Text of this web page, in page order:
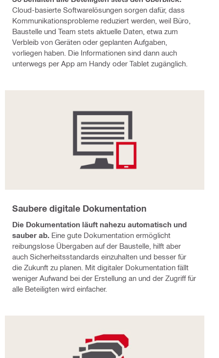
Cloud-basierte Softwarelösungen sorgen dafür, dass
Kommunikationsprobleme reduziert werden, weil Büro,
Baustelle und Team stets aktuelle Daten, etwa zum
Verbleib von Geräten oder geplanten Aufgaben,
vorliegen haben. Die Informationen sind dann auch
unterwegs per App am Handy oder Tablet zugänglich.
Saubere digitale Dokumentation
Die Dokumentation läuft nahezu automatisch und
sauber ab. Eine gute Dokumentation ermöglicht
reibungslose Übergaben auf der Baustelle, hilft aber
auch Sicherheitsstandards einzuhalten und besser für
die Zukunft zu planen. Mit digitaler Dokumentation fällt
weniger Aufwand bei der Erstellung an und der Zugriff für
alle Beteiligten wird einfacher.